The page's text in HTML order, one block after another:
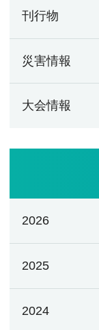
刊行物
災害情報
大会情報
2026
2025
2024